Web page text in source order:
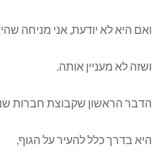
ואם היא לא יודעת, אני מניחה
ושזה לא מעניין אותה.
הדבר הראשון שקבוצת חברות
היא בדרך כלל להעיר על הגוף,